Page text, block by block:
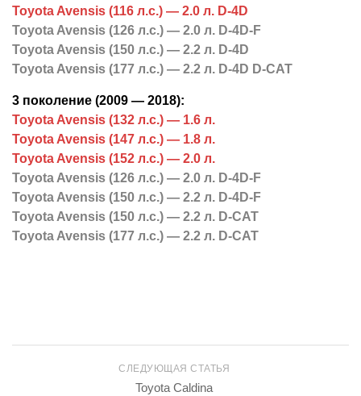
Toyota Avensis (116 л.с.) — 2.0 л. D-4D
Toyota Avensis (126 л.с.) — 2.0 л. D-4D-F
Toyota Avensis (150 л.с.) — 2.2 л. D-4D
Toyota Avensis (177 л.с.) — 2.2 л. D-4D D-CAT
3 поколение (2009 — 2018):
Toyota Avensis (132 л.с.) — 1.6 л.
Toyota Avensis (147 л.с.) — 1.8 л.
Toyota Avensis (152 л.с.) — 2.0 л.
Toyota Avensis (126 л.с.) — 2.0 л. D-4D-F
Toyota Avensis (150 л.с.) — 2.2 л. D-4D-F
Toyota Avensis (150 л.с.) — 2.2 л. D-CAT
Toyota Avensis (177 л.с.) — 2.2 л. D-CAT
СЛЕДУЮЩАЯ СТАТЬЯ
Toyota Caldina